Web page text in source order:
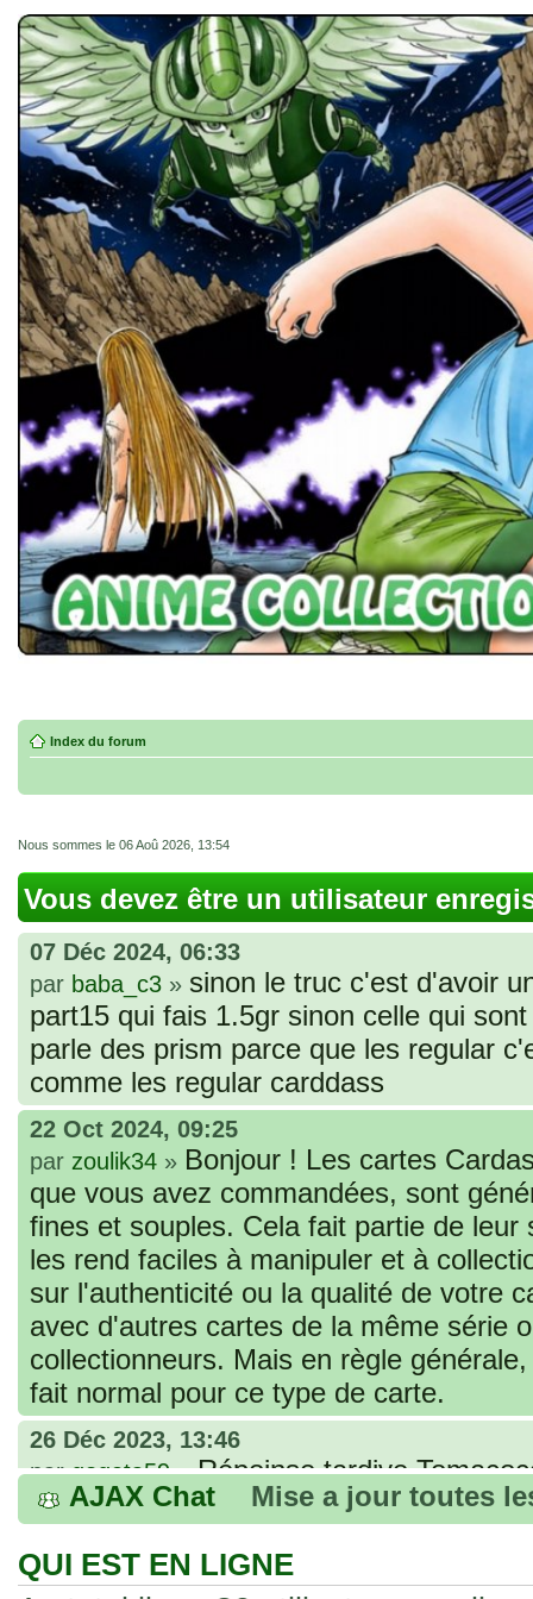
Index du forum
Nous sommes le 06 Aoû 2026, 13:54
Vous devez être un utilisateur
07 Déc 2024, 06:33
par baba_c3 » sinon le truc c'est d'avoir
part15 qui fais 1.5gr sinon celle qui
parle des prism parce que les regular
comme les regular carddass
22 Oct 2024, 09:25
par zoulik34 » Bonjour ! Les cartes
que vous avez commandées, sont
fines et souples. Cela fait partie de
les rend faciles à manipuler et à
sur l'authenticité ou la qualité de votre
avec d'autres cartes de la même série
collectionneurs. Mais en règle
fait normal pour ce type de carte.
26 Déc 2023, 13:46
pargogeta59»Répoinse tardive
acheter une réédition de cette Hondan ?
02 Juin 2023, 14:17
parTomacoco»Bonjour j'ai commandé
AJAX Chat Mise a jour toutes
QUI EST EN LIGNE